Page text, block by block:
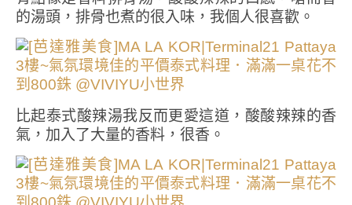
的湯頭，排骨也煮的很入味，我個人很喜歡。
比起泰式酸辣湯我反而更愛這道，酸酸辣辣的香
氣，加入了大量的香料，很香。